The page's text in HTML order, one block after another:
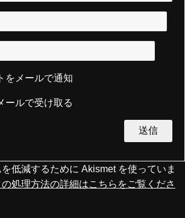
をメールで通知
ールで受け取る
低減するために Akismet を使っていま
処理方法の詳細はこちらをご覧くださ